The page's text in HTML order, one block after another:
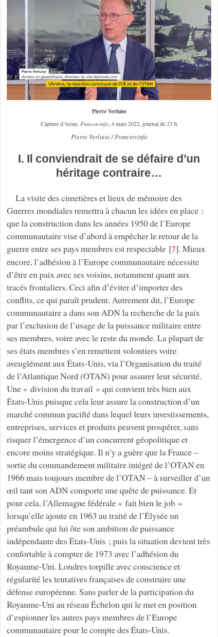
Pierre Verluise
Capture d’écran, Francetvinfo , 4 mars 2022, journal de 23 h
Pierre Verluise / Francetvinfo
I. Il conviendrait de se défaire d’un
héritage contraire…
La visite des cimetières et lieux de mémoire des
Guerres mondiales remettra à chacun les idées en place :
que la construction dans les années 1950 de l’Europe
communautaire vise d’abord à empêcher le retour de la
guerre entre ses pays membres est respectable[7]. Mieux
encore, l’adhésion à l’Europe communautaire nécessite
d’être en paix avec ses voisins, notamment quant aux
tracés frontaliers. Ceci afin d’éviter d’importer des
conflits, ce qui paraît prudent. Autrement dit, l’Europe
communautaire a dans son ADN la recherche de la paix
par l’exclusion de l’usage de la puissance militaire entre
ses membres, voire avec le reste du monde. La plupart de
ses états membres s’en remettent volontiers voire
aveuglément aux États-Unis, via l’Organisation du traité
de l’Atlantique Nord (OTAN) pour assurer leur sécurité.
Une « division du travail » qui convient très bien aux
États-Unis puisque cela leur assure la construction d’un
marché commun pacifié dans lequel leurs investissements,
entreprises, services et produits peuvent prospérer, sans
risquer l’émergence d’un concurrent géopolitique et
encore moins stratégique. Il n’y a guère que la France –
sortie du commandement militaire intégré de l’OTAN en
1966 mais toujours membre de l’OTAN – à surveiller d’un
œil tant son ADN comporte une quête de puissance. Et
pour cela, l’Allemagne fédérale « fait bien le job »
lorsqu’elle ajoute en 1963 au traité de l’Élysée un
préambule qui lui ôte son ambition de puissance
indépendante des États-Unis ; puis la situation devient très
confortable à compter de 1973 avec l’adhésion du
Royaume-Uni. Londres torpille avec conscience et
régularité les tentatives françaises de construire une
défense européenne. Sans parler de la participation du
Royaume-Uni au réseau Échelon qui le met en position
d’espionner les autres pays membres de l’Europe
communautaire pour le compte des États-Unis.